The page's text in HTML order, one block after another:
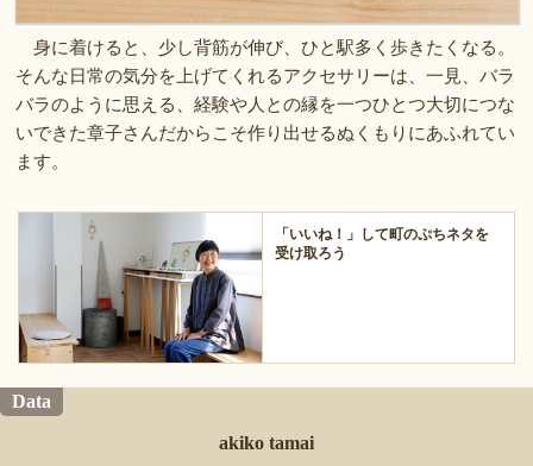
身に着けると、少し背筋が伸び、ひと駅多く歩きたくなる。
そんな日常の気分を上げてくれるアクセサリーは、一見、バラ
バラのように思える、経験や人との縁を一つひとつ大切につな
いできた章子さんだからこそ作り出せるぬくもりにあふれてい
ます。
「いいね！」して町のぷちネタを
受け取ろう
Data
akiko tamai